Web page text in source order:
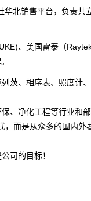
北销售平台，负责共
、美国雷泰（Raytek
茨、相序表、照度计
、净化工程等行业和部
，而是从众多的国内外
司的目标！